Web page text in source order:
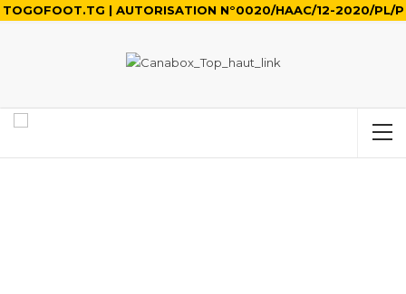
TOGOFOOT.TG | AUTORISATION N°0020/HAAC/12-2020/PL/P